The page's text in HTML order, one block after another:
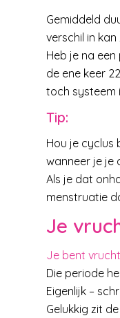
Gemiddeld
verschil in kan
Heb je na
de ene keer
toch systeem
Tip:
Hou je cyclus
wanneer je je
Als je dat
menstruatie
Je
Je bent
Die periode
Eigenlijk –
Gelukkig zit